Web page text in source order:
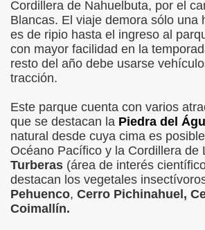
Cordillera de Nahuelbuta, por el
Blancas. El viaje demora sólo una
es de ripio hasta el ingreso al
con mayor facilidad en la
resto del año debe usarse
tracción.
Este parque cuenta con varios
que se destacan la Piedra del
natural desde cuya cima es
Océano Pacífico y la Cordillera de
Turberas (área de interés
destacan los vegetales
Pehuenco, Cerro Pichinahuel,
Coimallín.
A LA CIUDAD DE ANGOL